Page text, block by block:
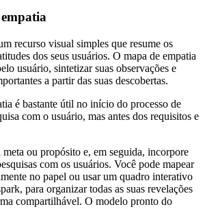
recurso visual simples que resume os
dos seus usuários. O mapa de empatia
usuário, sintetizar suas observações e
a partir das suas descobertas.
é bastante útil no início do processo de
com o usuário, mas antes dos requisitos e
ou propósito e, em seguida, incorpore
com os usuários. Você pode mapear
no papel ou usar um quadro interativo
para organizar todas as suas revelações
compartilhável. O modelo pronto do